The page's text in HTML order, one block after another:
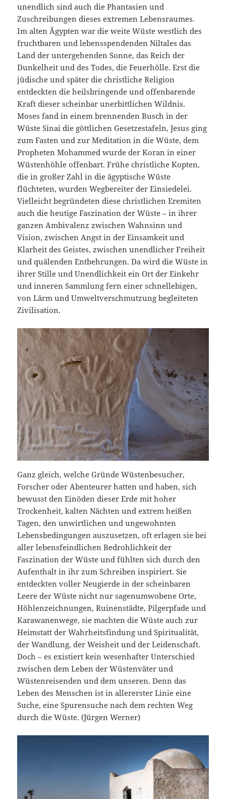
unendlich sind auch die Phantasien und
Zuschreibungen dieses extremen Lebensraumes.
Im alten Ägypten war die weite Wüste westlich des
fruchtbaren und lebensspendenden Niltales das
Land der untergehenden Sonne, das Reich der
Dunkelheit und des Todes, die Feuerhölle. Erst die
jüdische und später die christliche Religion
entdeckten die heilsbringende und offenbarende
Kraft dieser scheinbar unerbittlichen Wildnis.
Moses fand in einem brennenden Busch in der
Wüste Sinai die göttlichen Gesetzestafeln, Jesus ging
zum Fasten und zur Meditation in die Wüste, dem
Propheten Mohammed wurde der Koran in einer
Wüstenhöhle offenbart. Frühe christliche Kopten,
die in großer Zahl in die ägyptische Wüste
flüchteten, wurden Wegbereiter der Einsiedelei.
Vielleicht begründeten diese christlichen Eremiten
auch die heutige Faszination der Wüste – in ihrer
ganzen Ambivalenz zwischen Wahnsinn und
Vision, zwischen Angst in der Einsamkeit und
Klarheit des Geistes, zwischen unendlicher Freiheit
und quälenden Entbehrungen. Da wird die Wüste in
ihrer Stille und Unendlichkeit ein Ort der Einkehr
und inneren Sammlung fern einer schnellebigen,
von Lärm und Umweltverschmutzung begleiteten
Zivilisation.
Ganz gleich, welche Gründe Wüstenbesucher,
Forscher oder Abenteurer hatten und haben, sich
bewusst den Einöden dieser Erde mit hoher
Trockenheit, kalten Nächten und extrem heißen
Tagen, den unwirtlichen und ungewohnten
Lebensbedingungen auszusetzen, oft erlagen sie bei
aller lebensfeindlichen Bedrohlichkeit der
Faszination der Wüste und fühlten sich durch den
Aufenthalt in ihr zum Schreiben inspiriert. Sie
entdeckten voller Neugierde in der scheinbaren
Leere der Wüste nicht nur sagenumwobene Orte,
Höhlenzeichnungen, Ruinenstädte, Pilgerpfade und
Karawanenwege, sie machten die Wüste auch zur
Heimstatt der Wahrheitsfindung und Spiritualität,
der Wandlung, der Weisheit und der Leidenschaft.
Doch – es existiert kein wesenhafter Unterschied
zwischen dem Leben der Wüstenväter und
Wüstenreisenden und dem unseren. Denn das
Leben des Menschen ist in allererster Linie eine
Suche, eine Spurensuche nach dem rechten Weg
durch die Wüste. (Jürgen Werner)